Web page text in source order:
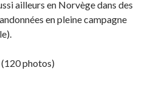
ailleurs en Norvège dans des
en pleine campagne
photos)